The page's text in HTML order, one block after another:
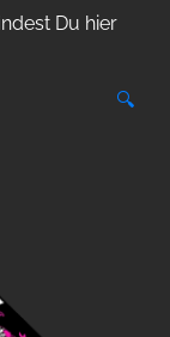
Du hier
🔍